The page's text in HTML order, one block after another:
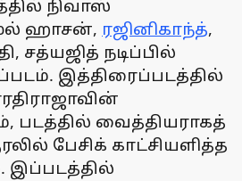
நிவாஸ்
ஹாசன், ரஜினிகாந்த்,
சத்யஜித் நடிப்பில்
இத்திரைப்படத்தில்
படத்தில் வைத்தியராகத்
பேசிக் காட்சியளித்த
இப்படத்தில்